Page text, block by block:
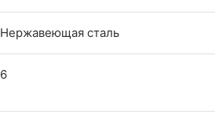
Нержавеющая сталь
6